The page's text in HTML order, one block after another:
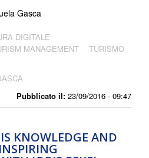
Pubblicato il: 23/09/2016 - 09:47
Gasca
DIGITALE
MANAGEMENT
TURISMO
KNOWLEDGE AND